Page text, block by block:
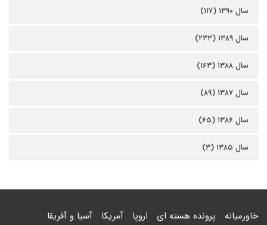
سال ۱۳۹۰ (۱۱۷)
سال ۱۳۸۹ (۲۳۳)
سال ۱۳۸۸ (۱۶۳)
سال ۱۳۸۷ (۸۹)
سال ۱۳۸۶ (۶۵)
سال ۱۳۸۵ (۳)
خاورمیانه پرونده هسته ای اروپا آمریکا آسیا و آفریقا